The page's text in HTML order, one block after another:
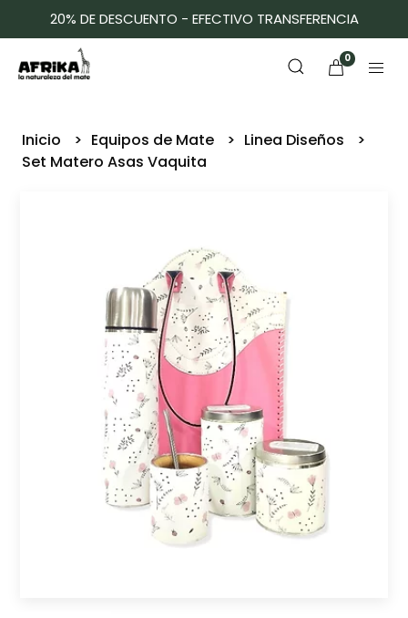
20% DE DESCUENTO - EFECTIVO TRANSFERENCIA
0
Inicio Equipos de Mate
Linea Diseños
Set Matero Asas Vaquita